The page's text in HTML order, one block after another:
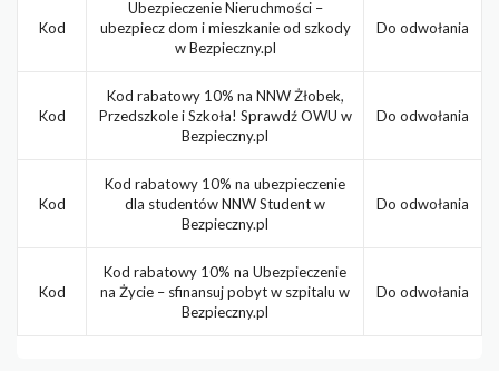
Kod
Ubezpieczenie Nieruchmości –
ubezpiecz dom i mieszkanie od szkody
w Bezpieczny.pl
Do odwołania
Kod
Kod rabatowy 10% na NNW Żłobek,
Przedszkole i Szkoła! Sprawdź OWU w
Bezpieczny.pl
Do odwołania
Kod
Kod rabatowy 10% na ubezpieczenie
dla studentów NNW Student w
Bezpieczny.pl
Do odwołania
Kod
Kod rabatowy 10% na Ubezpieczenie
na Życie – sfinansuj pobyt w szpitalu w
Bezpieczny.pl
Do odwołania